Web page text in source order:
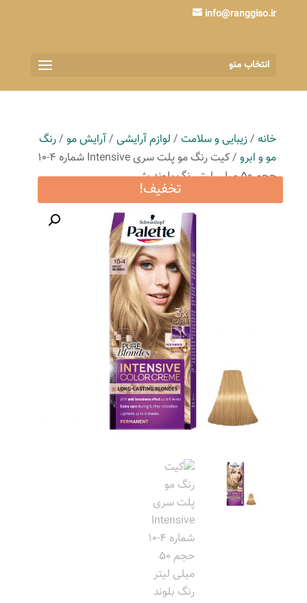
info@ranggiso.ir
انتخاب منو
خانه/زیبایی و سلامت/ لوازم آرایشی/آرایش مو/رنگ
مو و ابرو
/ کیت رنگ مو پلت سری Intensive شماره 4-10
حجم 50 میلی لیتر رنگ بلوند بژ
تخفیف!